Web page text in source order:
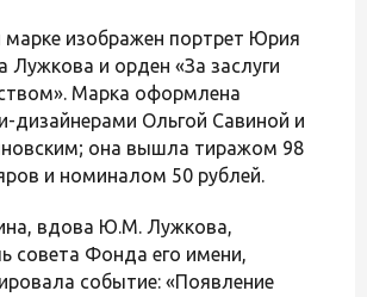
марке изображен портрет Юрия
Лужкова и орден «За заслуги
Марка оформлена
дизайнерами Ольгой Савиной и
она вышла тиражом 98
и номиналом 50 рублей.
вдова Ю.М. Лужкова,
совета Фонда его имени,
событие: «Появление